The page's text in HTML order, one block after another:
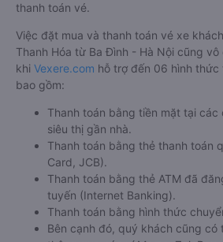
thanh toán vé.
Việc đặt mua và thanh toán vé xe
Thanh Hóa từ Ba Đình - Hà Nội cũng
khi Vexere.com hỗ trợ đến 06 hình thức
bao gồm:
Thanh toán bằng tiền mặt tại các
siêu thị gần nhà.
Thanh toán bằng thẻ thanh toán
Card, JCB).
Thanh toán bằng thẻ ATM đã
tuyến (Internet Banking).
Thanh toán bằng hình thức
Bên cạnh đó, quý khách cũng có